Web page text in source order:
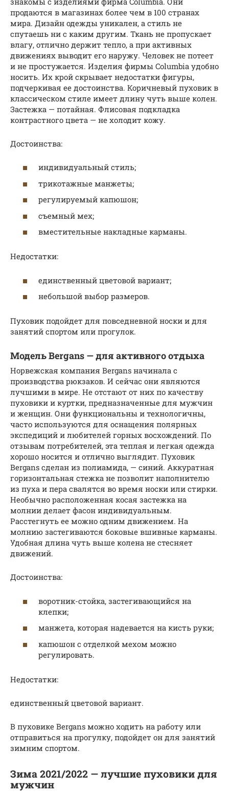
продаются в магазинах более чем в 100 странах
мира. Дизайн одежды уникален, а стиль не
спутаешь ни с каким другим. Ткань не пропускает
влагу, отлично держит тепло, а при активных
движениях выводит его наружу. Человек не потеет
и не простужается. Изделия фирмы Columbia удобно
носить. Их крой скрывает недостатки фигуры,
подчеркивая ее достоинства. Коричневый пуховик в
классическом стиле имеет длину чуть выше колен.
Застежка — потайная. Флисовая подкладка
контрастного цвета — не холодит кожу.
Достоинства:
индивидуальный стиль;
трикотажные манжеты;
регулируемый капюшон;
съемный мех;
вместительные накладные карманы.
Недостатки:
единственный цветовой вариант;
небольшой выбор размеров.
Пуховик подойдет для повседневной носки и для
занятий спортом или прогулок.
Модель Bergans — для активного отдыха
Норвежская компания Bergans начинала с
производства рюкзаков. И сейчас они являются
лучшими в мире. Не отстают от них по качеству
пуховики и куртки, предназначенные для мужчин
и женщин. Они функциональны и технологичны,
часто используются для оснащения полярных
экспедиций и любителей горных восхождений. По
отзывам потребителей, эта теплая и легкая одежда
хорошо носится и отлично выглядит. Пуховик
Bergans сделан из полиамида, — синий. Аккуратная
горизонтальная стежка не позволит наполнителю
из пуха и пера свалятся во время носки или стирки.
Необычно расположенная косая застежка на
молнии делает фасон индивидуальным.
Расстегнуть ее можно одним движением. На
молнию застегиваются боковые вшивные карманы.
Удобная длина чуть выше колена не стесняет
движений.
Достоинства:
воротник-стойка, застегивающийся на
клепки;
манжета, которая надевается на кисть руки;
капюшон с отделкой мехом можно
регулировать.
Недостатки:
единственный цветовой вариант.
В пуховике Bergans можно ходить на работу или
отправиться на прогулку, подойдет он для занятий
зимним спортом.
Зима 2021/2022 — лучшие пуховики для
мужчин